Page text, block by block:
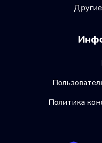
Политика